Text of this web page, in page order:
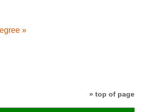
»
» top of page